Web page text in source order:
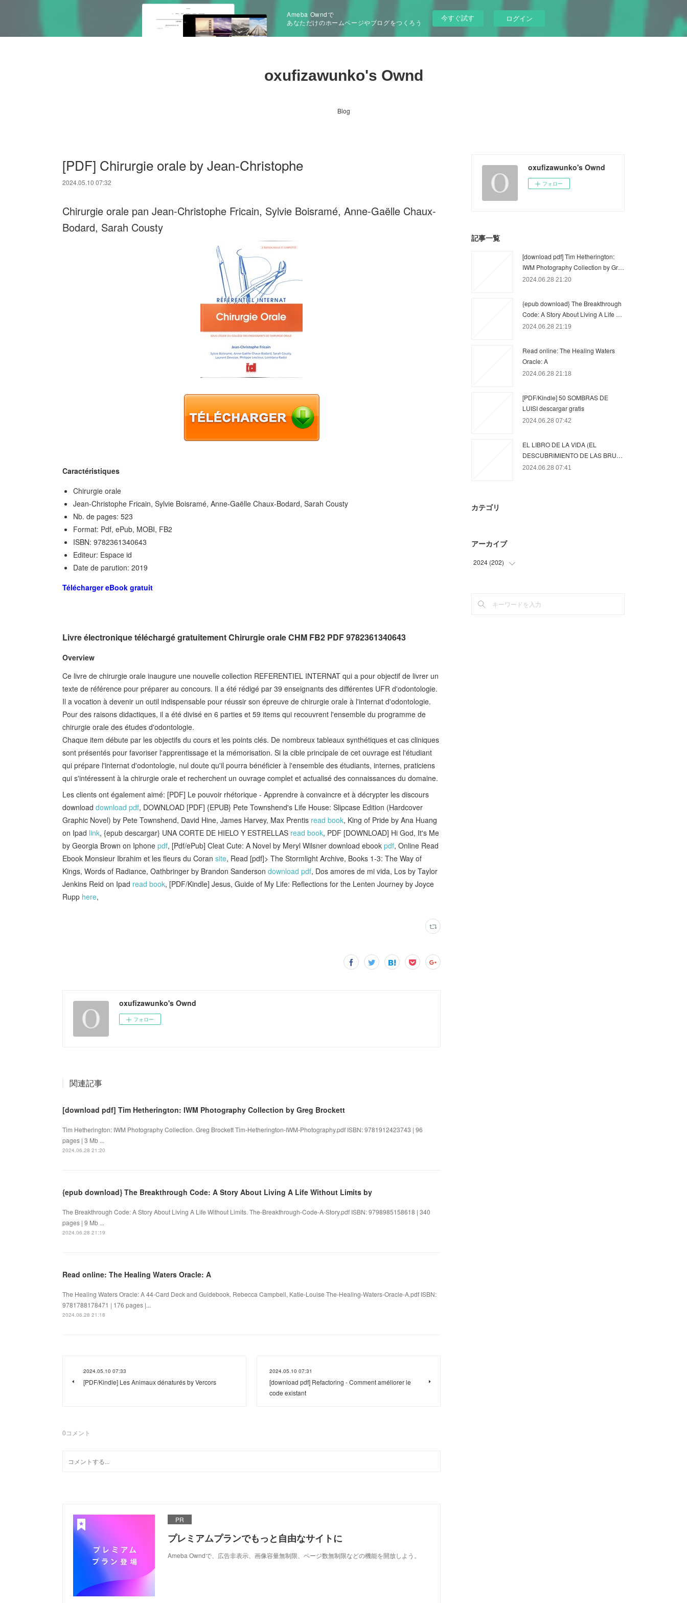
Ameba Owndで
あなただけのホームページやブログをつくろう
今すぐ試す ログイン
oxufizawunko's Ownd
Blog
[PDF] Chirurgie orale by Jean-Christophe
2024.05.10 07:32
Chirurgie orale pan Jean-Christophe Fricain, Sylvie Boisramé, Anne-Gaëlle Chaux-
Bodard, Sarah Cousty
Caractéristiques
Chirurgie orale
Jean-Christophe Fricain, Sylvie Boisramé, Anne-Gaëlle Chaux-Bodard, Sarah Cousty
Nb. de pages: 523
Format: Pdf, ePub, MOBI, FB2
ISBN: 9782361340643
Editeur: Espace id
Date de parution: 2019
Télécharger eBook gratuit
Livre électronique téléchargé gratuitement Chirurgie orale CHM FB2 PDF 9782361340643
Overview
Ce livre de chirurgie orale inaugure une nouvelle collection REFERENTIEL INTERNAT qui a pour objectif de livrer un
texte de référence pour préparer au concours. Il a été rédigé par 39 enseignants des différentes UFR d'odontologie.
Il a vocation à devenir un outil indispensable pour réussir son épreuve de chirurgie orale à l'internat d'odontologie.
Pour des raisons didactiques, il a été divisé en 6 parties et 59 items qui recouvrent l'ensemble du programme de
chirurgie orale des études d'odontologie.
Chaque item débute par les objectifs du cours et les points clés. De nombreux tableaux synthétiques et cas cliniques
sont présentés pour favoriser l'apprentissage et la mémorisation. Si la cible principale de cet ouvrage est l'étudiant
qui prépare l'internat d'odontologie, nul doute qu'il pourra bénéficier à l'ensemble des étudiants, internes, praticiens
qui s'intéressent à la chirurgie orale et recherchent un ouvrage complet et actualisé des connaissances du domaine.
Les clients ont également aimé: [PDF] Le pouvoir rhétorique - Apprendre à convaincre et à décrypter les discours
download download pdf, DOWNLOAD [PDF] {EPUB} Pete Townshend's Life House: Slipcase Edition (Hardcover
Graphic Novel) by Pete Townshend, David Hine, James Harvey, Max Prentis read book, King of Pride by Ana Huang
on Ipad link, {epub descargar} UNA CORTE DE HIELO Y ESTRELLAS read book, PDF [DOWNLOAD] Hi God, It's Me
by Georgia Brown on Iphone pdf, [Pdf/ePub] Cleat Cute: A Novel by Meryl Wilsner download ebook pdf, Online Read
Ebook Monsieur Ibrahim et les fleurs du Coran site, Read [pdf]> The Stormlight Archive, Books 1-3: The Way of
Kings, Words of Radiance, Oathbringer by Brandon Sanderson download pdf, Dos amores de mi vida, Los by Taylor
Jenkins Reid on Ipad read book, [PDF/Kindle] Jesus, Guide of My Life: Reflections for the Lenten Journey by Joyce
Rupp here,
oxufizawunko's Ownd
フォロー
関連記事
[download pdf] Tim Hetherington: IWM Photography Collection by Greg Brockett
Tim Hetherington: IWM Photography Collection. Greg Brockett Tim-Hetherington-IWM-Photography.pdf ISBN: 9781912423743 | 96
pages | 3 Mb ...
2024.06.28 21:20
{epub download} The Breakthrough Code: A Story About Living A Life Without Limits by
The Breakthrough Code: A Story About Living A Life Without Limits. The-Breakthrough-Code-A-Story.pdf ISBN: 9798985158618 | 340
pages | 9 Mb ...
2024.06.28 21:19
Read online: The Healing Waters Oracle: A
The Healing Waters Oracle: A 44-Card Deck and Guidebook. Rebecca Campbell, Katie-Louise The-Healing-Waters-Oracle-A.pdf ISBN:
9781788178471 | 176 pages |...
2024.06.28 21:18
2024.05.10 07:33
[PDF/Kindle] Les Animaux dénaturés by Vercors
2024.05.10 07:31
[download pdf] Refactoring - Comment améliorer le
code existant
0コメント
PR
プレミアムプランでもっと自由なサイトに
Ameba Owndで、広告非表示、画像容量無制限、ページ数無制限などの機能を開放しよう。
oxufizawunko's Ownd
フォロー
記事一覧
[download pdf] Tim Hetherington:
IWM Photography Collection by Gr…
2024.06.28 21:20
{epub download} The Breakthrough
Code: A Story About Living A Life …
2024.06.28 21:19
Read online: The Healing Waters
Oracle: A
2024.06.28 21:18
[PDF/Kindle] 50 SOMBRAS DE
LUISI descargar gratis
2024.06.28 07:42
EL LIBRO DE LA VIDA (EL
DESCUBRIMIENTO DE LAS BRU…
2024.06.28 07:41
カテゴリ
アーカイブ
2024 (202)
(